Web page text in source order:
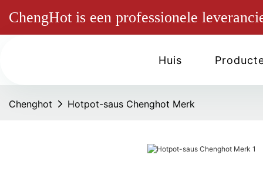
ChengHot is een professionele
Huis
Chenghot Hotpot-saus Chenghot Merk